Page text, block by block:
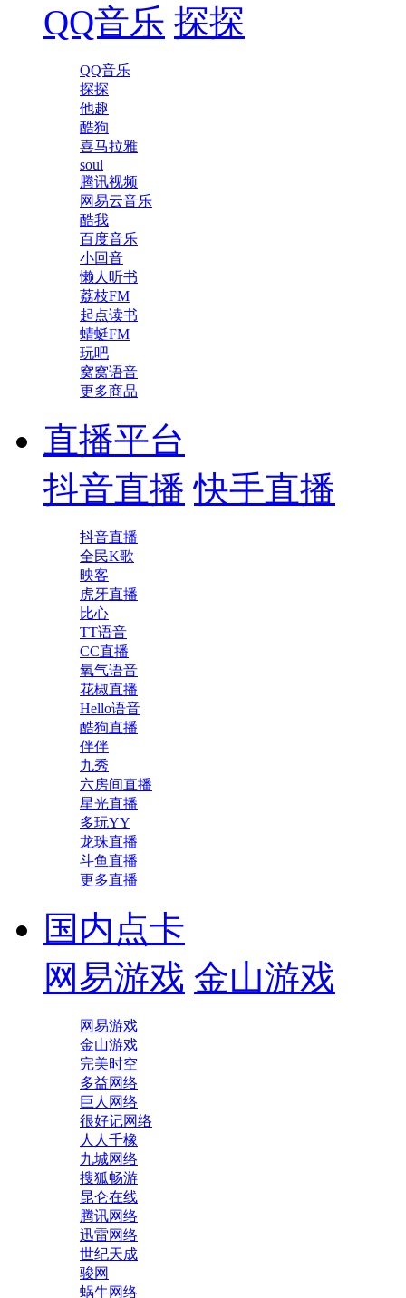
QQ音乐 探探
QQ音乐
探探
他趣
酷狗
喜马拉雅
soul
腾讯视频
网易云音乐
酷我
百度音乐
小回音
懒人听书
荔枝FM
起点读书
蜻蜓FM
玩吧
窝窝语音
更多商品
直播平台
抖音直播 快手直播
抖音直播
全民K歌
映客
虎牙直播
比心
TT语音
CC直播
氧气语音
花椒直播
Hello语音
酷狗直播
伴伴
九秀
六房间直播
星光直播
多玩YY
龙珠直播
斗鱼直播
更多直播
国内点卡
网易游戏 金山游戏
网易游戏
金山游戏
完美时空
多益网络
巨人网络
很好记网络
人人千橡
九城网络
搜狐畅游
昆仑在线
腾讯网络
迅雷网络
世纪天成
骏网
蜗牛网络